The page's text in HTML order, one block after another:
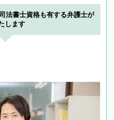
法書士資格も有する弁護士が
します